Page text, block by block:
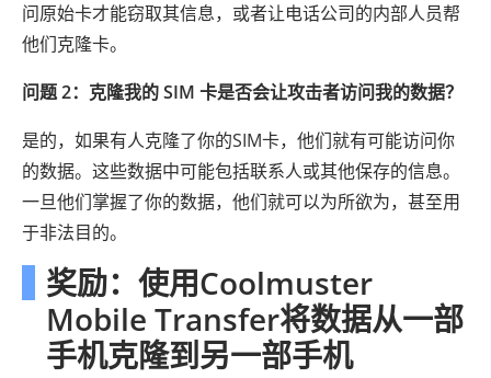
问原始卡才能窃取其信息，或者让电话公司的内部人员帮
他们克隆卡。
问题 2：克隆我的 SIM 卡是否会让攻击者访问我的数据？
是的，如果有人克隆了你的SIM卡，他们就有可能访问你
的数据。这些数据中可能包括联系人或其他保存的信息。
一旦他们掌握了你的数据，他们就可以为所欲为，甚至用
于非法目的。
奖励：使用Coolmuster
Mobile Transfer将数据从一部
手机克隆到另一部手机